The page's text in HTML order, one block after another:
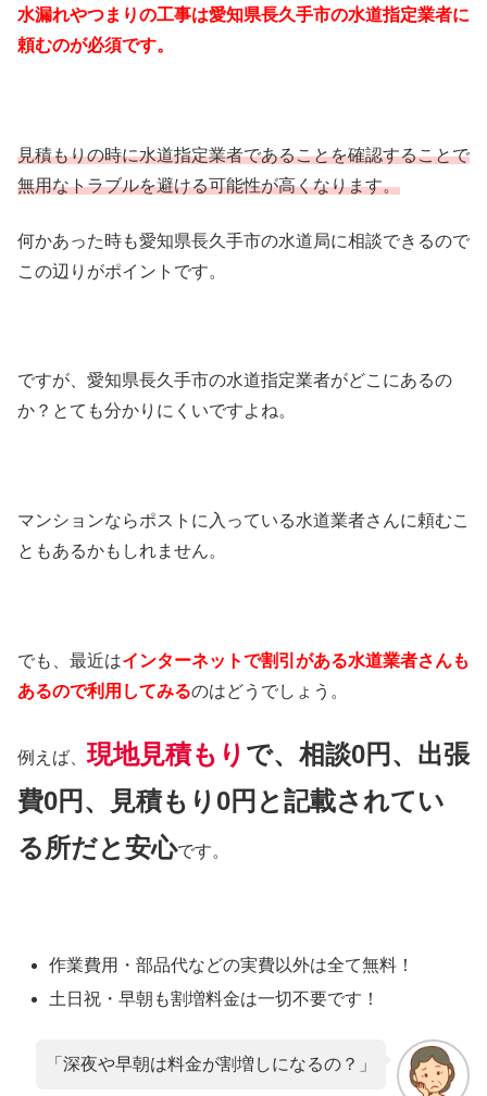
水漏れやつまりの工事は愛知県長久手市の水道指定業者に
頼むのが必須です。
見積もりの時に水道指定業者であることを確認することで
無用なトラブルを避ける可能性が高くなります。
何かあった時も愛知県長久手市の水道局に相談できるので
この辺りがポイントです。
ですが、愛知県長久手市の水道指定業者がどこにあるの
か？とても分かりにくいですよね。
マンションならポストに入っている水道業者さんに頼むこ
ともあるかもしれません。
でも、最近はインターネットで割引がある水道業者さんも
あるので利用してみるのはどうでしょう。
例えば、現地見積もり で、相談0円、出張
費0円、見積もり0円と記載されてい
る所だと安心です。
作業費用・部品代などの実費以外は全て無料！
土日祝・早朝も割増料金は一切不要です！
「深夜や早朝は料金が割増しになるの？」